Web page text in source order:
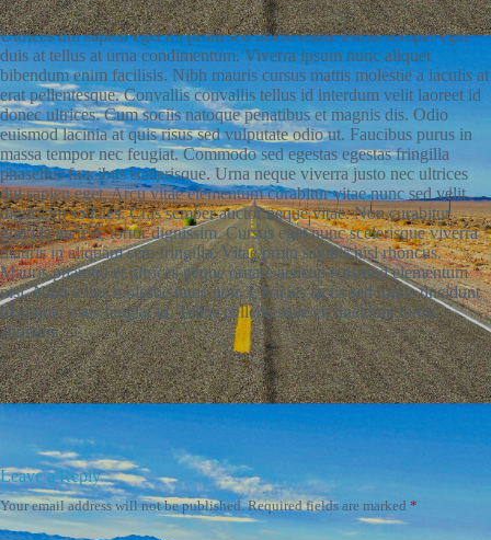
Ultrices dui sapien eget mi proin sed libero enim. Purus semper eget
duis at tellus at urna condimentum. Viverra ipsum nunc aliquet
bibendum enim facilisis. Nibh mauris cursus mattis molestie a iaculis at
erat pellentesque. Convallis convallis tellus id interdum velit laoreet id
donec ultrices. Cum sociis natoque penatibus et magnis dis. Odio
euismod lacinia at quis risus sed vulputate odio ut. Faucibus purus in
massa tempor nec feugiat. Commodo sed egestas egestas fringilla
phasellus faucibus scelerisque. Urna neque viverra justo nec ultrices
dui sapien eget. Arcu vitae elementum curabitur vitae nunc sed velit
dignissim sodales. Cras semper auctor neque vitae. Non curabitur
gravida arcu ac tortor dignissim. Cursus eget nunc scelerisque viverra
mauris in aliquam sem fringilla. Vitae proin sagittis nisl rhoncus.
Mauris pharetra et ultrices neque ornare aenean euismod elementum
nisi. Nibh tellus molestie nunc non. Ultricies lacus sed turpis tincidunt
id aliquet risus feugiat in. Tellus pellentesque eu tincidunt tortor
aliquam.
Leave a Reply
Your email address will not be published. Required fields are marked *